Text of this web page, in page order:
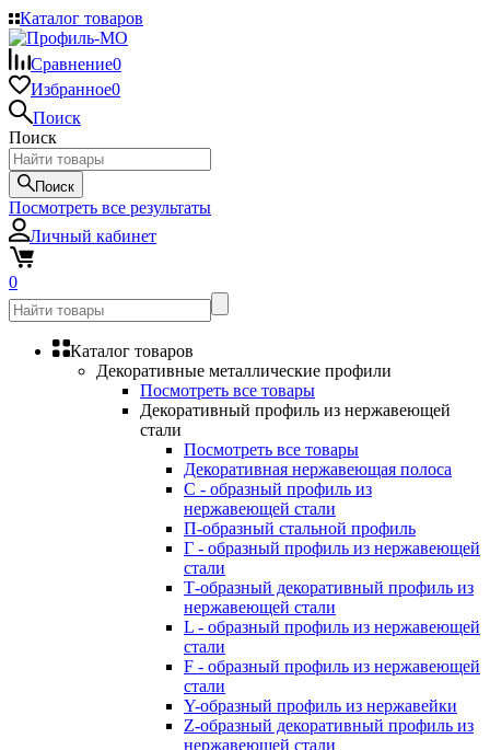
Каталог товаров
Сравнение0
Избранное0
Поиск
Поиск
Поиск
Посмотреть все результаты
Личный кабинет
0
Каталог товаров
Декоративные металлические профили
Посмотреть все товары
Декоративный профиль из нержавеющей
стали
Посмотреть все товары
Декоративная нержавеющая полоса
С - образный профиль из
нержавеющей стали
П-образный стальной профиль
Г - образный профиль из нержавеющей
стали
Т-образный декоративный профиль из
нержавеющей стали
L - образный профиль из нержавеющей
стали
F - образный профиль из нержавеющей
стали
Y-образный профиль из нержавейки
Z-образный декоративный профиль из
нержавеющей стали